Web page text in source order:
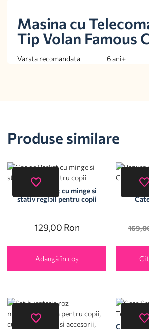
Masina cu
Tip Volan Famous
Varsta recomandata 6 ani+
Produse similare
Cos de Basket cu minge si
stativ reglbil pentru copii
129,00 Ron
Adaugă în coș
Ceas